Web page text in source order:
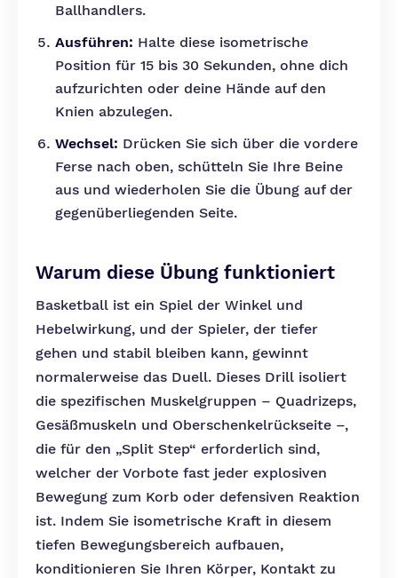
Ballhandlers.
Ausführen: Halte diese isometrische
Position für 15 bis 30 Sekunden, ohne dich
aufzurichten oder deine Hände auf den
Knien abzulegen.
Wechsel: Drücken Sie sich über die vordere
Ferse nach oben, schütteln Sie Ihre Beine
aus und wiederholen Sie die Übung auf der
gegenüberliegenden Seite.
Warum diese Übung funktioniert
Basketball ist ein Spiel der Winkel und
Hebelwirkung, und der Spieler, der tiefer
gehen und stabil bleiben kann, gewinnt
normalerweise das Duell. Dieses Drill isoliert
die spezifischen Muskelgruppen – Quadrizeps,
Gesäßmuskeln und Oberschenkelrückseite –,
die für den „Split Step“ erforderlich sind,
welcher der Vorbote fast jeder explosiven
Bewegung zum Korb oder defensiven Reaktion
ist. Indem Sie isometrische Kraft in diesem
tiefen Bewegungsbereich aufbauen,
konditionieren Sie Ihren Körper, Kontakt zu